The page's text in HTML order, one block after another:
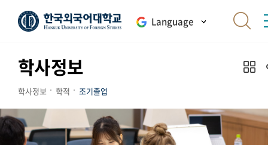
Language
학사정보
학사정보 학적 조기졸업